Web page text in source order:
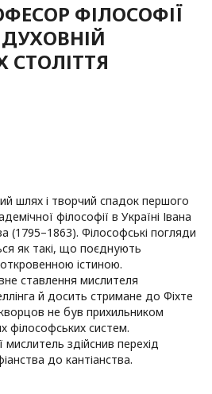
ФІЛОСОФІЇ
ДУХОВНІЙ
СТОЛІТТЯ
шлях і творчий спадок першого
філософії в Україні Івана
(1795–1863). Філософські погляди
як такі, що поєднують
істиною.
ставлення мислителя
й досить стримане до Фіхте
не був прихильником
філософських систем.
мислитель здійснив перехід
до кантіанства.